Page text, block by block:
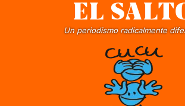
Un periodismo radicalmente